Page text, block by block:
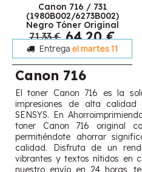
Canon 716 / 731
(1980B002/6273B002)
Negro Tóner Original
71,33 € 64,20 €
Entrega el martes 11
Canon 716
El toner Canon 716 es la
impresiones de alta
SENSYS. En
toner Canon 716 original
permitiéndote ahorrar
calidad. Disfruta de un
vibrantes y textos nítidos en
nuestro envío en 24 horas,